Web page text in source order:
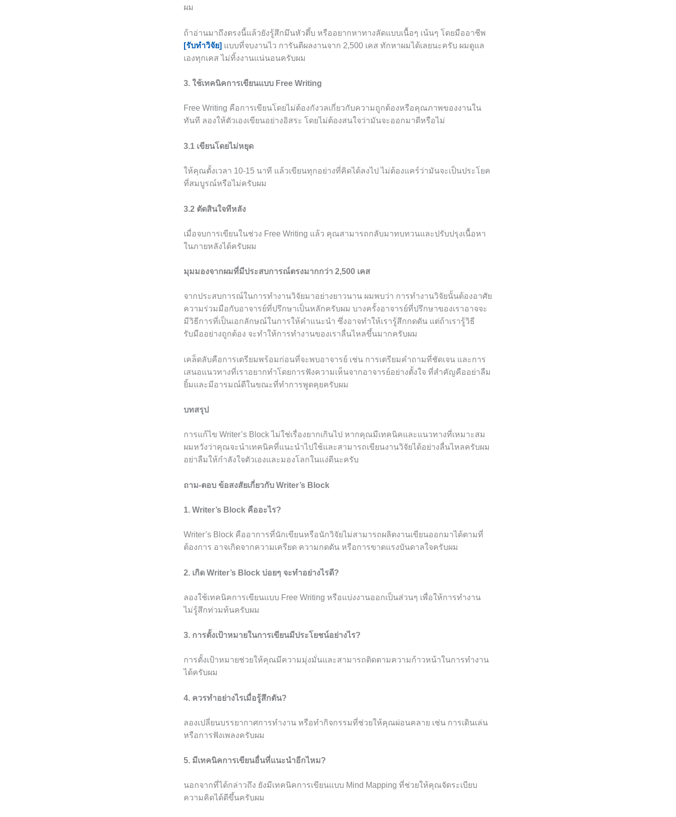
ผม
ถ้าอ่านมาถึงตรงนี้แล้วยังรู้สึกมึนหัวตึ้บ หรืออยากหาทางลัดแบบเนื้อๆ เน้นๆ โดยมืออาชีพ
[รับทำวิจัย] แบบที่จบงานไว การันตีผลงานจาก 2,500 เคส ทักหาผมได้เลยนะครับ ผมดูแล
เองทุกเคส ไม่ทิ้งงานแน่นอนครับผม
3. ใช้เทคนิคการเขียนแบบ Free Writing
Free Writing คือการเขียนโดยไม่ต้องกังวลเกี่ยวกับความถูกต้องหรือคุณภาพของงานใน
ทันที ลองให้ตัวเองเขียนอย่างอิสระ โดยไม่ต้องสนใจว่ามันจะออกมาดีหรือไม่
3.1 เขียนโดยไม่หยุด
ให้คุณตั้งเวลา 10-15 นาที แล้วเขียนทุกอย่างที่คิดได้ลงไป ไม่ต้องแคร์ว่ามันจะเป็นประโยค
ที่สมบูรณ์หรือไม่ครับผม
3.2 ตัดสินใจทีหลัง
เมื่อจบการเขียนในช่วง Free Writing แล้ว คุณสามารถกลับมาทบทวนและปรับปรุงเนื้อหา
ในภายหลังได้ครับผม
มุมมองจากผมที่มีประสบการณ์ตรงมากกว่า 2,500 เคส
จากประสบการณ์ในการทำงานวิจัยมาอย่างยาวนาน ผมพบว่า การทำงานวิจัยนั้นต้องอาศัย
ความร่วมมือกับอาจารย์ที่ปรึกษาเป็นหลักครับผม บางครั้งอาจารย์ที่ปรึกษาของเราอาจจะ
มีวิธีการที่เป็นเอกลักษณ์ในการให้คำแนะนำ ซึ่งอาจทำให้เรารู้สึกกดดัน แต่ถ้าเรารู้วิธี
รับมืออย่างถูกต้อง จะทำให้การทำงานของเราลื่นไหลขึ้นมากครับผม
เคล็ดลับคือการเตรียมพร้อมก่อนที่จะพบอาจารย์ เช่น การเตรียมคำถามที่ชัดเจน และการ
เสนอแนวทางที่เราอยากทำโดยการฟังความเห็นจากอาจารย์อย่างตั้งใจ ที่สำคัญคืออย่าลืม
ยิ้มและมีอารมณ์ดีในขณะที่ทำการพูดคุยครับผม
บทสรุป
การแก้ไข Writer’s Block ไม่ใช่เรื่องยากเกินไป หากคุณมีเทคนิคและแนวทางที่เหมาะสม
ผมหวังว่าคุณจะนำเทคนิคที่แนะนำไปใช้และสามารถเขียนงานวิจัยได้อย่างลื่นไหลครับผม
อย่าลืมให้กำลังใจตัวเองและมองโลกในแง่ดีนะครับ
ถาม-ตอบ ข้อสงสัยเกี่ยวกับ Writer’s Block
1. Writer’s Block คืออะไร?
Writer’s Block คืออาการที่นักเขียนหรือนักวิจัยไม่สามารถผลิตงานเขียนออกมาได้ตามที่
ต้องการ อาจเกิดจากความเครียด ความกดดัน หรือการขาดแรงบันดาลใจครับผม
2. เกิด Writer’s Block บ่อยๆ จะทำอย่างไรดี?
ลองใช้เทคนิคการเขียนแบบ Free Writing หรือแบ่งงานออกเป็นส่วนๆ เพื่อให้การทำงาน
ไม่รู้สึกท่วมท้นครับผม
3. การตั้งเป้าหมายในการเขียนมีประโยชน์อย่างไร?
การตั้งเป้าหมายช่วยให้คุณมีความมุ่งมั่นและสามารถติดตามความก้าวหน้าในการทำงาน
ได้ครับผม
4. ควรทำอย่างไรเมื่อรู้สึกตัน?
ลองเปลี่ยนบรรยากาศการทำงาน หรือทำกิจกรรมที่ช่วยให้คุณผ่อนคลาย เช่น การเดินเล่น
หรือการฟังเพลงครับผม
5. มีเทคนิคการเขียนอื่นที่แนะนำอีกไหม?
นอกจากที่ได้กล่าวถึง ยังมีเทคนิคการเขียนแบบ Mind Mapping ที่ช่วยให้คุณจัดระเบียบ
ความคิดได้ดีขึ้นครับผม